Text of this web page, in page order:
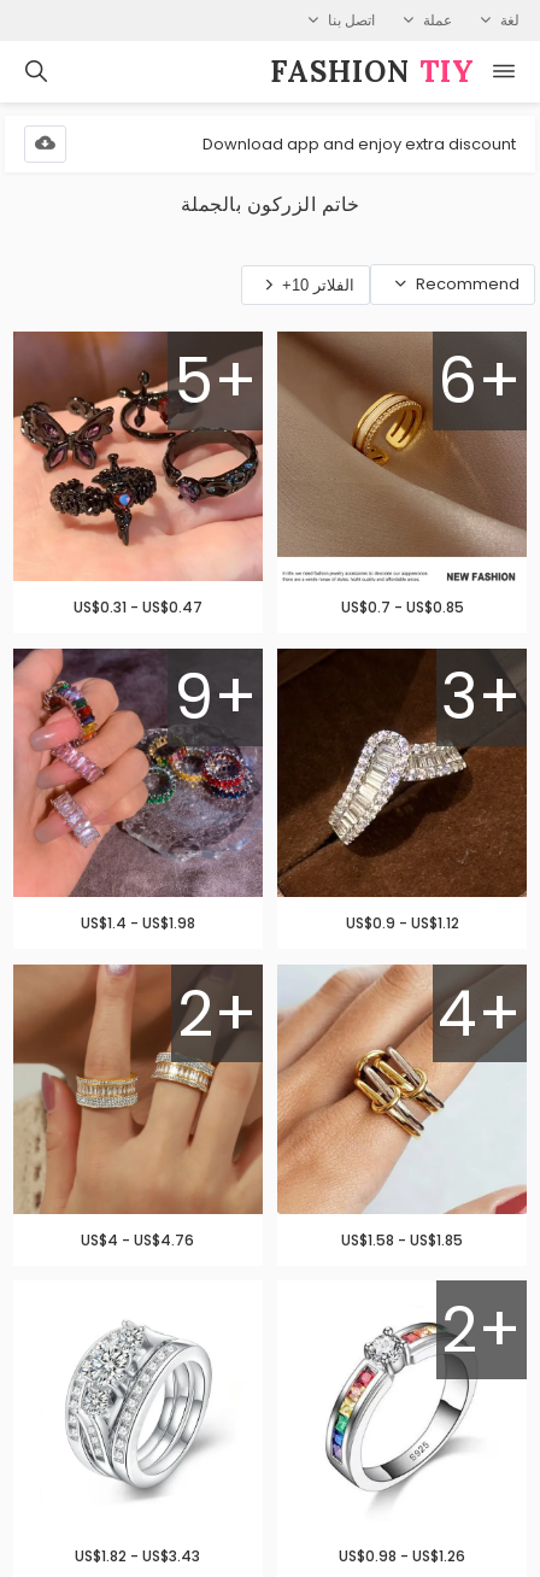
لغة عملة اتصل بنا
FASHION⁠ TIY
Download app and enjoy extra discount
خاتم الزركون بالجملة
Recommend الفلاتر 10+
6+
US$0.7 - US$0.85
5+
US$0.31 - US$0.47
3+
US$0.9 - US$1.12
9+
US$1.4 - US$1.98
4+
US$1.58 - US$1.85
2+
US$4 - US$4.76
2+
US$0.98 - US$1.26
US$1.82 - US$3.43